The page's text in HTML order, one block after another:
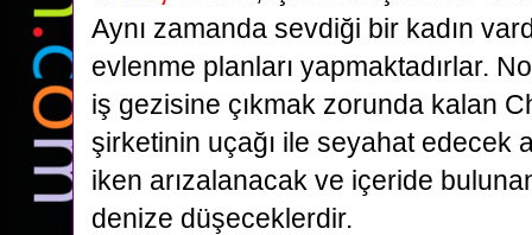
Aynı zamanda sevdiği bir kadın
evlenme planları yapmaktadırlar.
iş gezisine çıkmak zorunda kalan
şirketinin uçağı ile seyahat edecek
iken arızalanacak ve içeride
denize düşeceklerdir.